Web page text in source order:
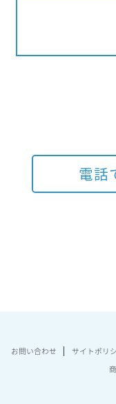
電話
お問い合わせ サイトポリ